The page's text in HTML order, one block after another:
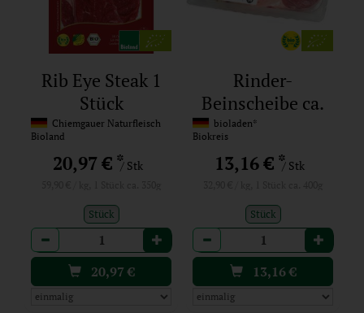
Rib Eye Steak 1
Stück
Chiemgauer Naturfleisch
Bioland
20,97 € */ Stk
Stück
Anzahl
20,97€
Rinder-
Beinscheibe ca.
400 g
bioladen*
Biokreis
13,16 € */ Stk
Stück
Anzahl
13,16€